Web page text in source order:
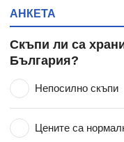
АНКЕТА
Скъпи ли са
България?
Непосилно скъпи
Цените са